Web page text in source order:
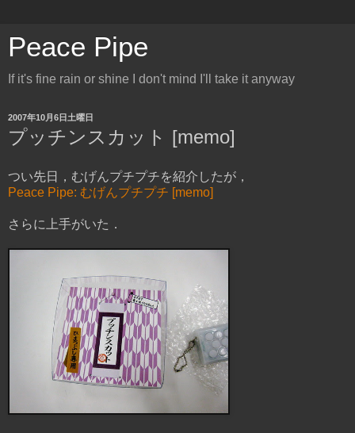
Peace Pipe
If it's fine rain or shine I don't mind I'll take it anyway
2007年10月6日土曜日
プッチンスカット [memo]
つい先日，むげんプチプチを紹介したが，
Peace Pipe: むげんプチプチ [memo]
さらに上手がいた．